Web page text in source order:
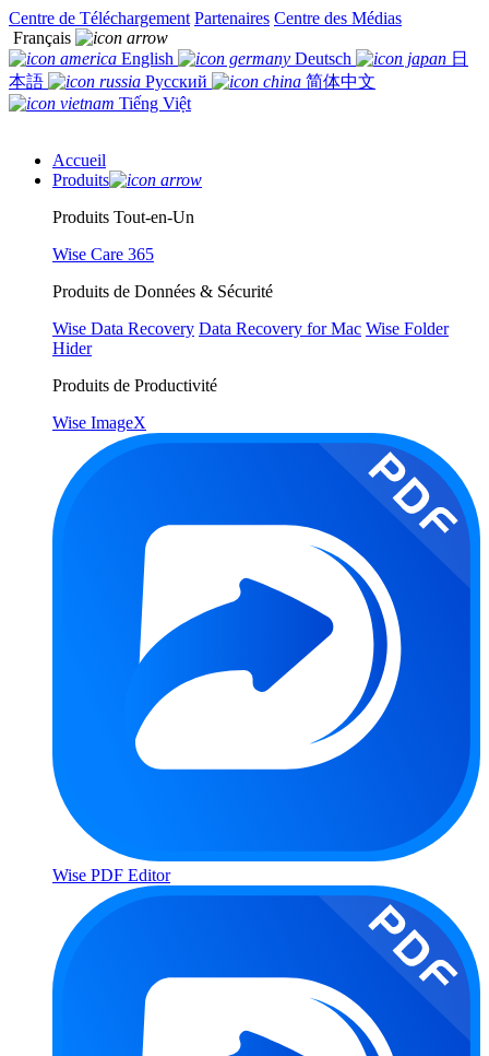
Centre de Téléchargement Partenaires Centre des Médias
Français
English
Deutsch
日
本語
Русский
简体中文
Tiếng Việt
Accueil
Produits
Produits Tout-en-Un
Wise Care 365
Produits de Données & Sécurité
Wise Data Recovery Data Recovery for Mac Wise Folder
Hider
Produits de Productivité
Wise ImageX
Wise PDF Editor